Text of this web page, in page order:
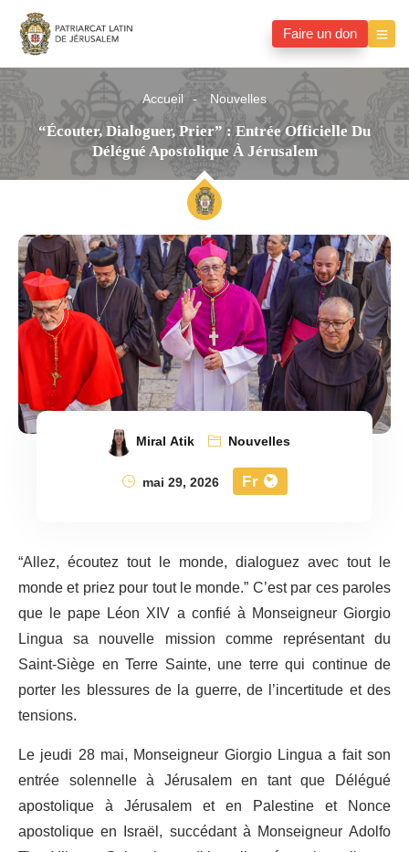
Faire un don
Accueil Nouvelles
“Écouter, Dialoguer, Prier” : Entrée Officielle Du
Délégué Apostolique À Jérusalem
Miral Atik
Nouvelles
mai 29, 2026
Fr
“Allez, écoutez tout le monde, dialoguez avec tout le
monde et priez pour tout le monde.” C’est par ces paroles
que le pape Léon XIV a confié à Monseigneur Giorgio
Lingua sa nouvelle mission comme représentant du
Saint-Siège en Terre Sainte, une terre qui continue de
porter les blessures de la guerre, de l’incertitude et des
tensions.
Le jeudi 28 mai, Monseigneur Giorgio Lingua a fait son
entrée solennelle à Jérusalem en tant que Délégué
apostolique à Jérusalem et en Palestine et Nonce
apostolique en Israël, succédant à Monseigneur Adolfo